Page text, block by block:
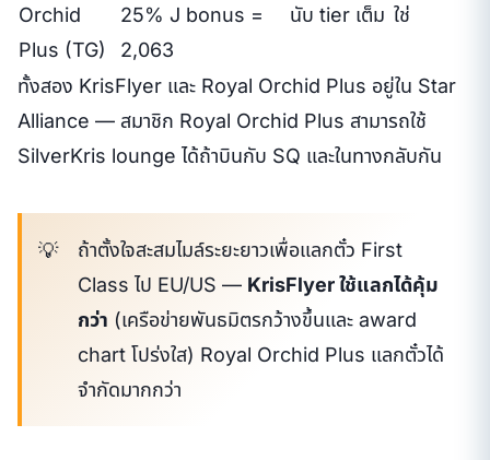
Orchid
Plus (TG)
25% J bonus =
2,063
นับ tier เต็ม ใช่
ทั้งสอง KrisFlyer และ Royal Orchid Plus อยู่ใน Star
Alliance — สมาชิก Royal Orchid Plus สามารถใช้
SilverKris lounge ได้ถ้าบินกับ SQ และในทางกลับกัน
ถ้าตั้งใจสะสมไมล์ระยะยาวเพื่อแลกตั๋ว First
Class ไป EU/US — KrisFlyer ใช้แลกได้คุ้ม
กว่า (เครือข่ายพันธมิตรกว้างขึ้นและ award
chart โปร่งใส) Royal Orchid Plus แลกตั๋วได้
จำกัดมากกว่า